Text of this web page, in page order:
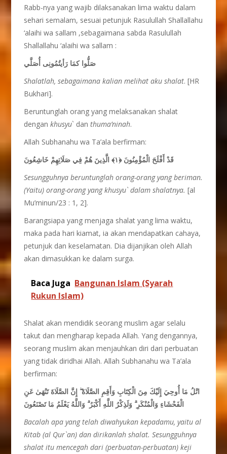
Rabb-nya yang wajib dilaksanakan lima waktu dalam
sehari semalam, sesuai petunjuk Rasulullah Shallallahu
‘alaihi wa sallam ,sebagaimana sabda Rasulullah
Shallallahu ‘alaihi wa sallam :
صَلُّوا كمَا رَأيتُمُونِى أُصَلَّي
Shalatlah, sebagaimana kalian melihat aku shalat. [HR
Bukhari].
Beruntunglah orang yang melaksanakan shalat
dengankhusyu` danthuma’ninah.
Allah Subhanahu wa Ta’ala berfirman:
قَدْ أَفْلَحَ الْمُؤْمِنُونَ ﴿١﴾
الَّذِينَ هُمْ فِي صَلَاتِهِمْ خَاشِعُونَ
Sesungguhnya beruntunglah orang-orang yang beriman.
(Yaitu) orang-orang yang khusyu` dalam shalatnya. [al
Mu’minun/23 : 1, 2].
Barangsiapa yang menjaga shalat yang lima waktu,
maka pada hari kiamat, ia akan mendapatkan cahaya,
petunjuk dan keselamatan. Dia dijanjikan oleh Allah
akan dimasukkan ke dalam surga.
Baca Juga Bangunan Islam (Syarah
Rukun Islam)
Shalat akan mendidik seorang muslim agar selalu
takut dan mengharap kepada Allah. Yang dengannya,
seorang muslim akan menjauhkan diri dari perbuatan
yang tidak diridhai Allah. Allah Subhanahu wa Ta’ala
berfirman:
اتْلُ مَا أُوحِيَ إِلَيْكَ مِنَ الْكِتَابِ وَأَقِمِ الصَّلَاةَۖ إِنَّ الصَّلَاةَ تَنْهَىٰ عَنِ
الْفَحْشَاءِ وَالْمُنْكَرِۗ وَلَذِكْرُ اللَّهِ أَكْبَرُۗ وَاللَّهُ يَعْلَمُ مَا تَصْنَعُونَ
Bacalah apa yang telah diwahyukan kepadamu, yaitu al
Kitab (al Qur`an) dan dirikanlah shalat. Sesungguhnya
shalat itu mencegah dari (perbuatan-perbuatan) keji